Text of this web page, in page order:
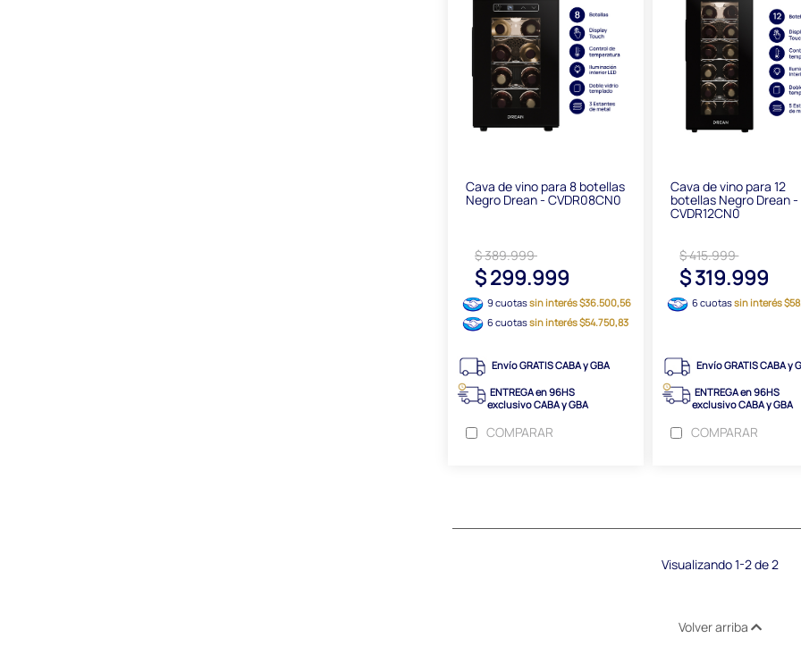
Cava de vino para 8 botellas
Negro Drean - CVDR08CN0
$ 389.999
$ 299.999
9 cuotassin interés $36.500,56
6 cuotassin interés $54.750,83
Envío GRATIS CABA y GBA
ENTREGA en 96HS
exclusivo CABA y GBA
COMPARAR
Cava de vino para 12
botellas Negro Drean -
CVDR12CN0
$ 415.999
$ 319.999
6 cuotassin interés
Envío GRATIS CABA y
ENTREGA en 96HS
exclusivo CABA y GBA
COMPARAR
Visualizando 1-2 de 2
Volver arriba